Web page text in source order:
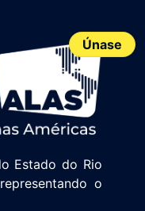
Únase
Estado do Rio
o